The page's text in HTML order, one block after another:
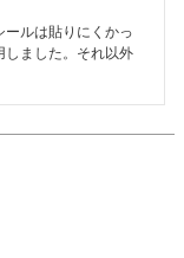
ールは貼りにくかっ
しました。それ以外